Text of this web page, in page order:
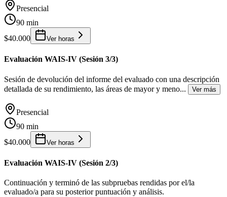
Presencial
90 min
$40.000
Ver horas
Evaluación WAIS-IV (Sesión 3/3)
Sesión de devolución del informe del evaluado con una descripción
detallada de su rendimiento, las áreas de mayor y meno... Ver más
Presencial
90 min
$40.000
Ver horas
Evaluación WAIS-IV (Sesión 2/3)
Continuación y terminó de las subpruebas rendidas por el/la
evaluado/a para su posterior puntuación y análisis.